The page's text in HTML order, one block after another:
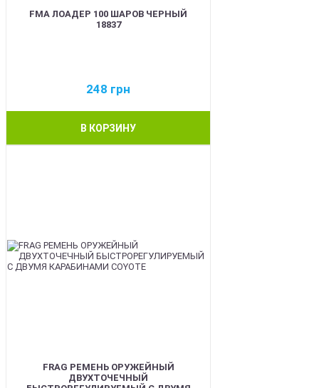
FMA ЛОАДЕР 100 ШАРОВ ЧЕРНЫЙ
18837
248 грн
В КОРЗИНУ
FRAG РЕМЕНЬ ОРУЖЕЙНЫЙ
ДВУХТОЧЕЧНЫЙ